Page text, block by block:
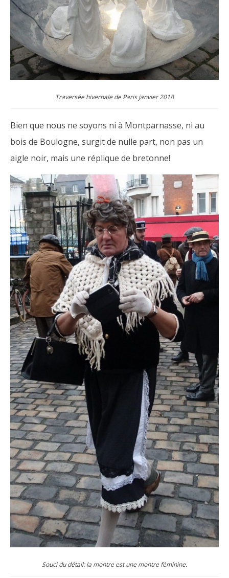
Traversée hivernale de Paris janvier 2018
Bien que nous ne soyons ni à Montparnasse, ni au
bois de Boulogne, surgit de nulle part, non pas un
aigle noir, mais une réplique de bretonne!
Souci du détail: la montre est une montre féminine.